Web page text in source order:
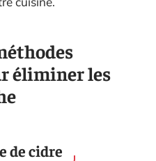
éliminer les
de cidre